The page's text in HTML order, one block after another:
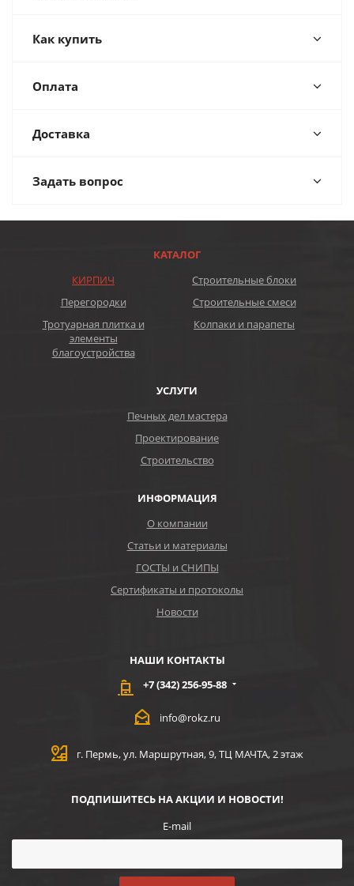
Как купить
Оплата
Доставка
Задать вопрос
КАТАЛОГ
КИРПИЧ
Строительные блоки
Перегородки
Строительные смеси
Тротуарная плитка и
элементы
благоустройства
Колпаки и парапеты
УСЛУГИ
Печных дел мастера
Проектирование
Строительство
ИНФОРМАЦИЯ
О компании
Статьи и материалы
ГОСТЫ и СНИПЫ
Сертификаты и протоколы
Новости
НАШИ КОНТАКТЫ
+7 (342) 256-95-88
info@rokz.ru
г. Пермь, ул. Маршрутная, 9, ТЦ МАЧТА, 2 этаж
ПОДПИШИТЕСЬ НА АКЦИИ И НОВОСТИ!
E-mail